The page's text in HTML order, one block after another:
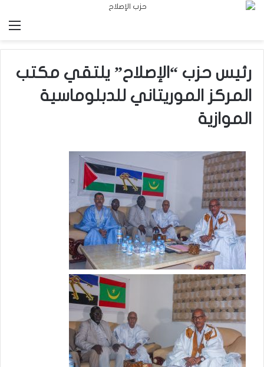
رئيس حزب “الإصلاح” يلتقي مكتب
المركز الموريتاني للدبلوماسية
الموازية